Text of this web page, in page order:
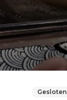
Gesloten